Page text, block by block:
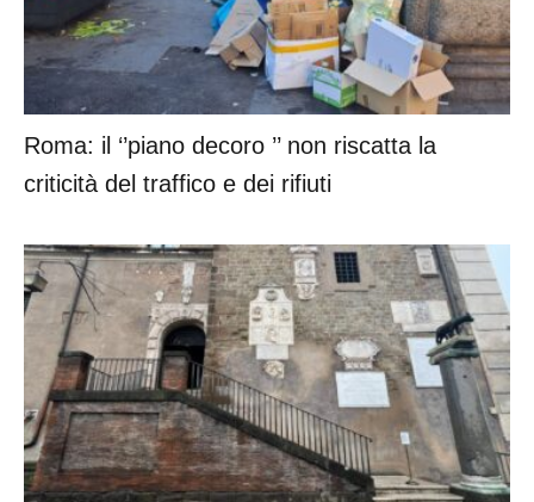
Roma: il ‘’piano decoro ’’ non riscatta la
criticità del traffico e dei rifiuti